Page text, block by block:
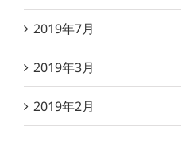
2019年7月
2019年3月
2019年2月